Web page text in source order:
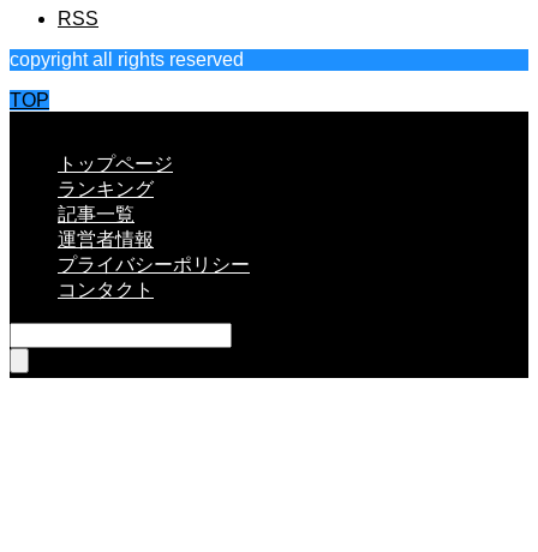
RSS
copyright all rights reserved
TOP
トップページ
ランキング
記事一覧
運営者情報
プライバシーポリシー
コンタクト